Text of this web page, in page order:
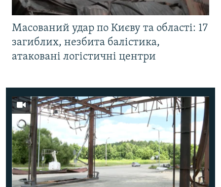
Масований удар по Києву та області: 17
загиблих, незбита балістика,
атаковані логістичні центри